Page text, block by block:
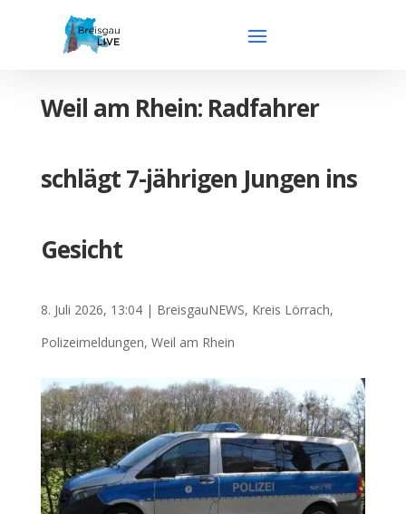
Weil am Rhein: Radfahrer
schlägt 7-jährigen Jungen ins
Gesicht
8. Juli 2026, 13:04| BreisgauNEWS, Kreis Lörrach,
Polizeimeldungen, Weil am Rhein